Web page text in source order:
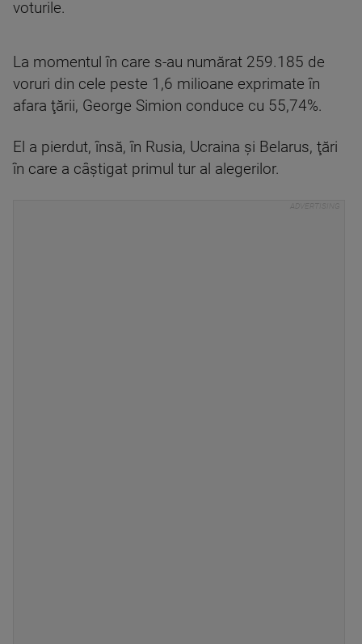
voturile.
La momentul în care s-au numărat 259.185 de
voruri din cele peste 1,6 milioane exprimate în
afara ţării, George Simion conduce cu 55,74%.
El a pierdut, însă, în Rusia, Ucraina şi Belarus, ţări
în care a câştigat primul tur al alegerilor.